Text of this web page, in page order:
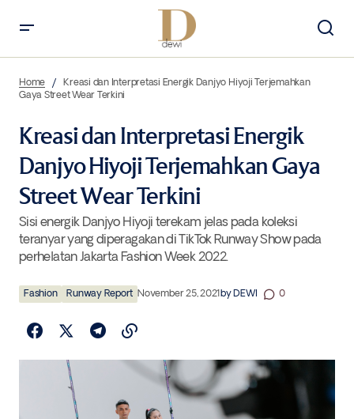
Street Wear Terkini
Home
Kreasi dan Interpretasi Energik Danjyo Hiyoji Terjemahkan
Gaya Street Wear Terkini
Kreasi dan Interpretasi Energik
Danjyo Hiyoji Terjemahkan Gaya
Street Wear Terkini
Sisi energik Danjyo Hiyoji terekam jelas pada koleksi
teranyar yang diperagakan di TikTok Runway Show pada
perhelatan Jakarta Fashion Week 2022.
Fashion Runway Report November 25, 2021byDEWI 0